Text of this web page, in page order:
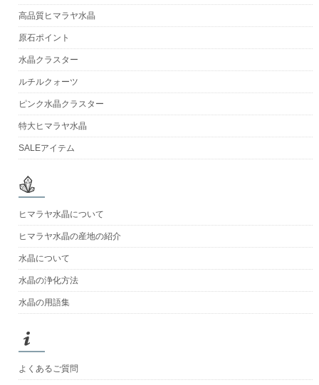
高品質ヒマラヤ水晶
原石ポイント
水晶クラスター
ルチルクォーツ
ピンク水晶クラスター
特大ヒマラヤ水晶
SALEアイテム
ヒマラヤ水晶について
ヒマラヤ水晶の産地の紹介
水晶について
水晶の浄化方法
水晶の用語集
よくあるご質問